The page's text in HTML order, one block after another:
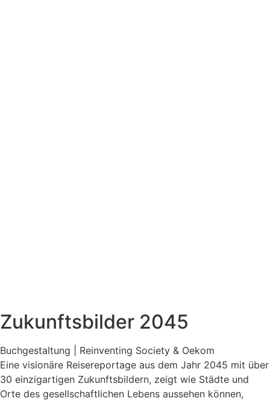
Zukunftsbilder 2045
Buchgestaltung | Reinventing Society & Oekom
Eine visionäre Reisereportage aus dem Jahr 2045 mit über
30 einzigartigen Zukunftsbildern, zeigt wie Städte und
Orte des gesellschaftlichen Lebens aussehen können,